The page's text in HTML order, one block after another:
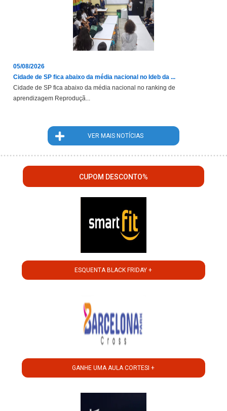
05/08/2026
Cidade de SP fica abaixo da média nacional no Ideb da ...
Cidade de SP fica abaixo da média nacional no ranking de
aprendizagem Reproduçã...
VER MAIS NOTÍCIAS
CUPOM DESCONTO%
ESQUENTA BLACK FRIDAY +
GANHE UMA AULA CORTESI +